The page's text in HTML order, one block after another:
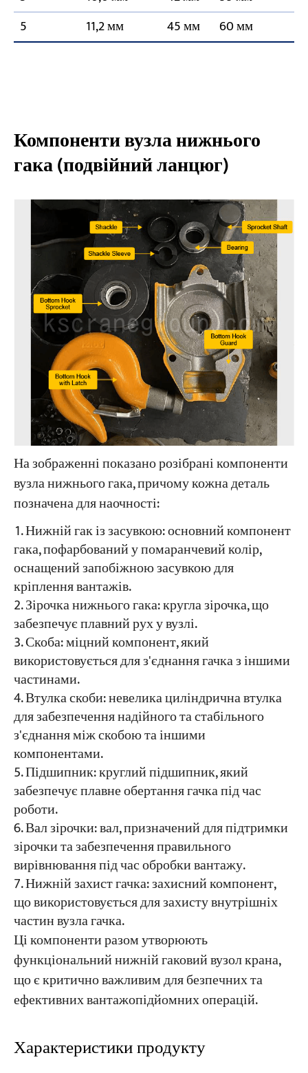
5
11,2 мм 45 мм 60 мм
Компоненти вузла нижнього
гака (подвійний ланцюг)
На зображенні показано розібрані компоненти
вузла нижнього гака, причому кожна деталь
позначена для наочності:
Нижній гак із засувкою: основний компонент
гака, пофарбований у помаранчевий колір,
оснащений запобіжною засувкою для
кріплення вантажів.
Зірочка нижнього гака: кругла зірочка, що
забезпечує плавний рух у вузлі.
Скоба: міцний компонент, який
використовується для з'єднання гачка з іншими
частинами.
Втулка скоби: невелика циліндрична втулка
для забезпечення надійного та стабільного
з'єднання між скобою та іншими
компонентами.
Підшипник: круглий підшипник, який
забезпечує плавне обертання гачка під час
роботи.
Вал зірочки: вал, призначений для підтримки
зірочки та забезпечення правильного
вирівнювання під час обробки вантажу.
Нижній захист гачка: захисний компонент,
що використовується для захисту внутрішніх
частин вузла гачка.
Ці компоненти разом утворюють
функціональний нижній гаковий вузол крана,
що є критично важливим для безпечних та
ефективних вантажопідйомних операцій.
Характеристики продукту